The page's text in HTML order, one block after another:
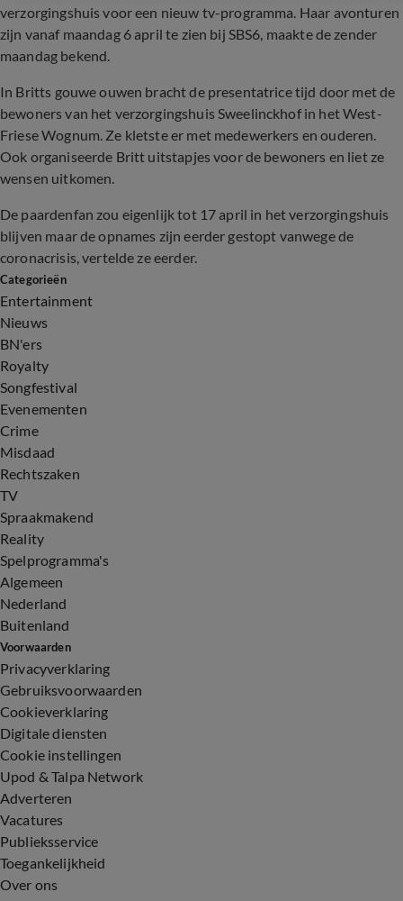
verzorgingshuis voor een nieuw tv-programma. Haar avonturen
zijn vanaf maandag 6 april te zien bij SBS6, maakte de zender
maandag bekend.
In Britts gouwe ouwen bracht de presentatrice tijd door met de
bewoners van het verzorgingshuis Sweelinckhof in het West-
Friese Wognum. Ze kletste er met medewerkers en ouderen.
Ook organiseerde Britt uitstapjes voor de bewoners en liet ze
wensen uitkomen.
De paardenfan zou eigenlijk tot 17 april in het verzorgingshuis
blijven maar de opnames zijn eerder gestopt vanwege de
coronacrisis, vertelde ze eerder.
Categorieën
Entertainment
Nieuws
BN'ers
Royalty
Songfestival
Evenementen
Crime
Misdaad
Rechtszaken
TV
Spraakmakend
Reality
Spelprogramma's
Algemeen
Nederland
Buitenland
Voorwaarden
Privacyverklaring
Gebruiksvoorwaarden
Cookieverklaring
Digitale diensten
Cookie instellingen
Upod & Talpa Network
Adverteren
Vacatures
Publieksservice
Toegankelijkheid
Over ons